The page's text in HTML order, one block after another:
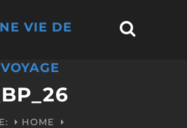
VIE DE
VOYAGE
HOME